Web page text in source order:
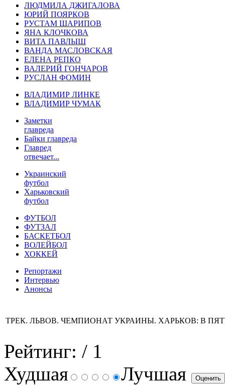
ЛЮДМИЛА ДЖИГАЛОВА
ЮРИЙ ПОЯРКОВ
РУСТАМ ШАРИПОВ
ЯНА КЛОЧКОВА
ВИТА ПАВЛЫШ
ВАНДА МАСЛОВСКАЯ
ЕЛЕНА РЕПКО
ВАЛЕРИЙ ГОНЧАРОВ
РУСЛАН ФОМИН
ВЛАДИМИР ЛИНКЕ
ВЛАДИМИР ЧУМАК
Заметки
главреда
Байки главреда
Главред
отвечает...
Украинский
футбол
Харьковский
футбол
ФУТБОЛ
ФУТЗАЛ
БАСКЕТБОЛ
ВОЛЕЙБОЛ
ХОККЕЙ
Репортажи
Интервью
Анонсы
ТРЕК. ЛЬВОВ. ЧЕМПИОНАТ УКРАИНЫ. ХАРЬКОВ: В
Рейтинг: / 1
Худшая
Лучшая